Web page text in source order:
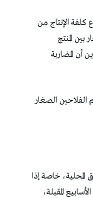
كلفة الإنتاج من
المنتج
أن المضاربة
الفلاحين الصغار
المحلية، خاصة إذا
المقبلة،